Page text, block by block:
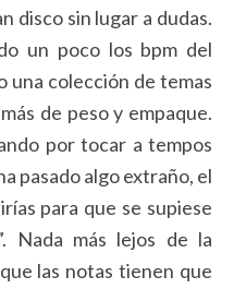
disco sin lugar a dudas.
un poco los bpm del
una colección de temas
de peso y empaque.
por tocar a tempos
pasado algo extraño, el
para que se supiese
Nada más lejos de la
las notas tienen que